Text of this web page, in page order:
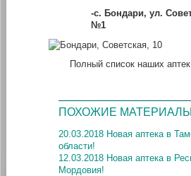
-с. Бондари, ул.
№1
Полный список наших
ПОХОЖИЕ
20.03.2018 Новая аптека в
области!
12.03.2018 Новая аптека в
Мордовия!